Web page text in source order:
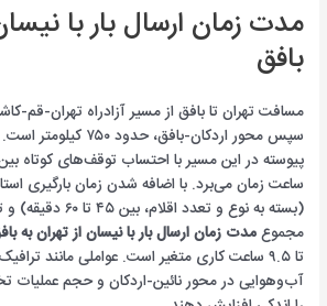
مدت زمان ارسال بار با
بافق
مسافت تهران تا بافق از مسیر آزادراه تهران-قم-
سپس محور اردکان-بافق،
ساعت زمان می‌برد. با اضافه شدن زمان بارگیری
(بسته به نوع و تعدد
مجموعمدت زمان ارسال بار با نیسان از تهران به
تا ۹.۵ ساعت کاری متغیر است. عواملی مانند
آب‌وهوایی در محور نائین-اردکان و حجم عملیات